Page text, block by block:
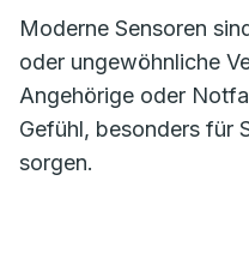
Moderne Sensoren
oder ungewöhnliche
Angehörige oder
Gefühl, besonders für
sorgen.